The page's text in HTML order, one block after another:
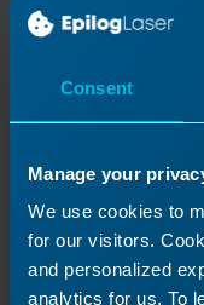
Consent
Manage your
We use cookies to
for our visitors.
and personalized
analytics for us. To